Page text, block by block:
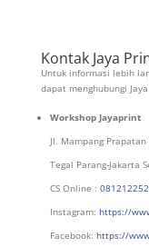
Kontak Jaya
Untuk informasi lebih
dapat menghubungi
Workshop Jayaprint
Jl. Mampang Prapatan
Tegal Parang-Jakarta
CS Online :
Instagram: https://
Facebook: https://